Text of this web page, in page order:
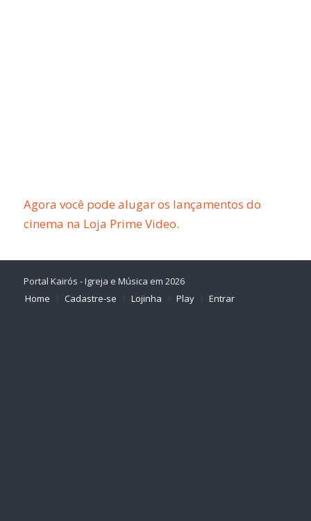
Agora você pode alugar os lançamentos do
cinema na Loja Prime Video.
Portal Kairós - Igreja e Música em 2026
Home
Cadastre-se Lojinha Play Entrar